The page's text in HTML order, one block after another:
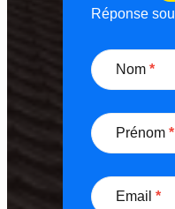
Réponse
e
m
n
e
r
Nom*
Prénom*
Email*